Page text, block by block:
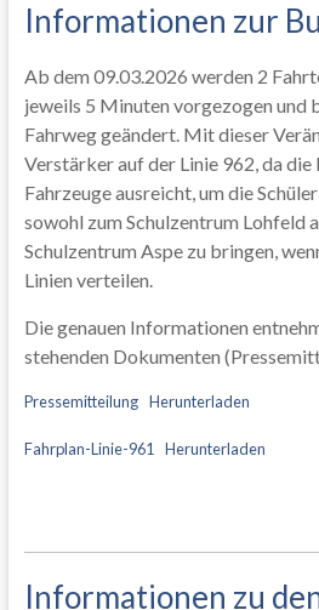
Informationen zur
Ab dem 09.03.2026 werden 2
jeweils 5 Minuten vorgezogen und
Fahrweg geändert. Mit dieser
Verstärker auf der Linie 962, da
Fahrzeuge ausreicht, um die
sowohl zum Schulzentrum Lohfeld
Schulzentrum Aspe zu bringen,
Linien verteilen.
Die genauen Informationen
stehenden Dokumenten
Pressemitteilung Herunterladen
Fahrplan-Linie-961 Herunterladen
Informationen zu